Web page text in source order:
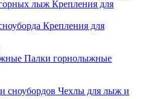
Крепления для
Крепления для
Палки горнолыжные
Чехлы для лыж и